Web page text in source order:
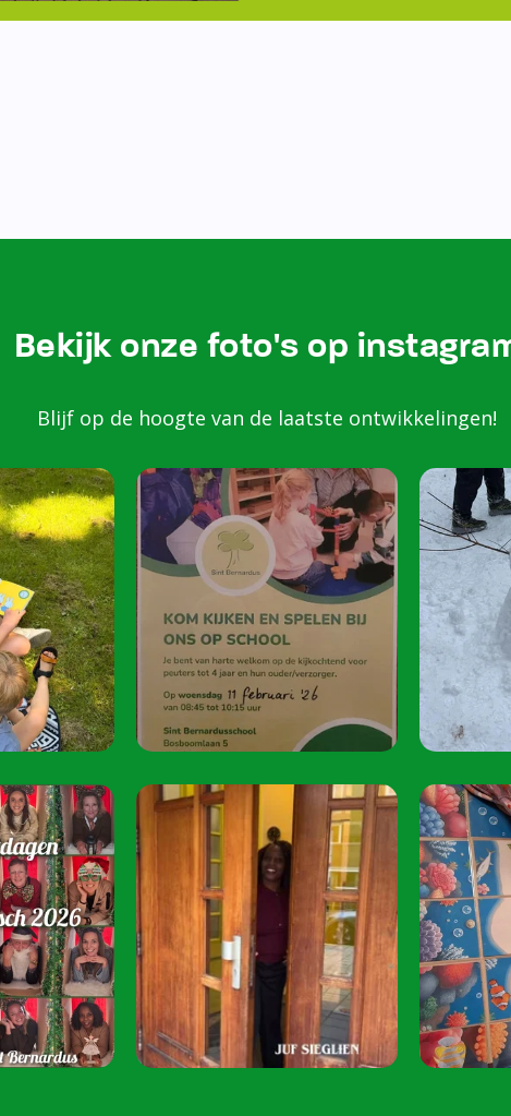
Peuters van 2
harte welkom
juni 2026 van
Speel je mee?